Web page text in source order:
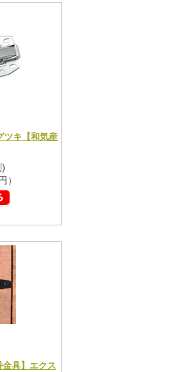
ツキ【和気産
)
）
金具】エクス